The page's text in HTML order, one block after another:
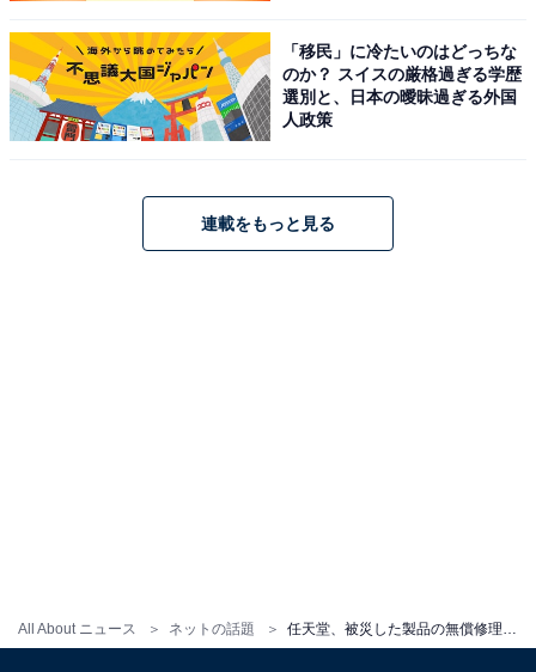
All About ニュース ネットの話題
「移民」に冷たいのはどっちな
のか？ スイスの厳格過ぎる学歴
選別と、日本の曖昧過ぎる外国
人政策
連載をもっと見る